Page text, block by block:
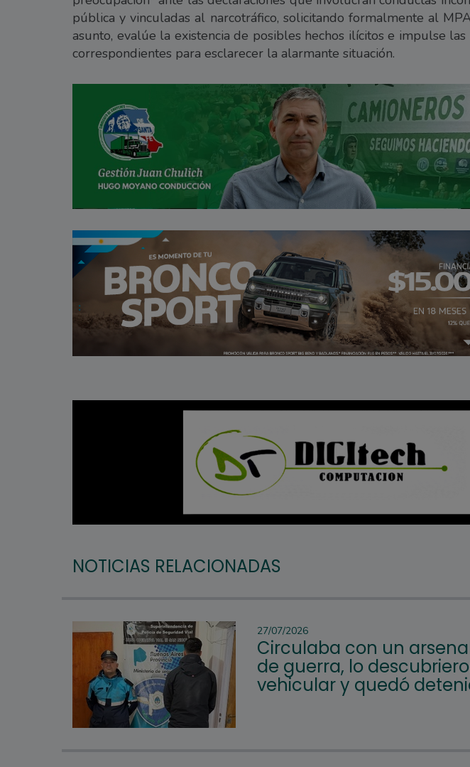
pública y vinculadas al narcotráfico, solicitando formalmente al
asunto, evalúe la existencia de posibles hechos ilícitos e impulse las
correspondientes para esclarecer la alarmante situación.
NOTICIAS RELACIONADAS
27/07/2026
Circulaba con un
de guerra, lo
vehicular y quedó